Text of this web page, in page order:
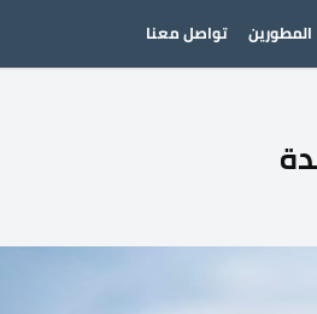
المطورين تواصل معنا